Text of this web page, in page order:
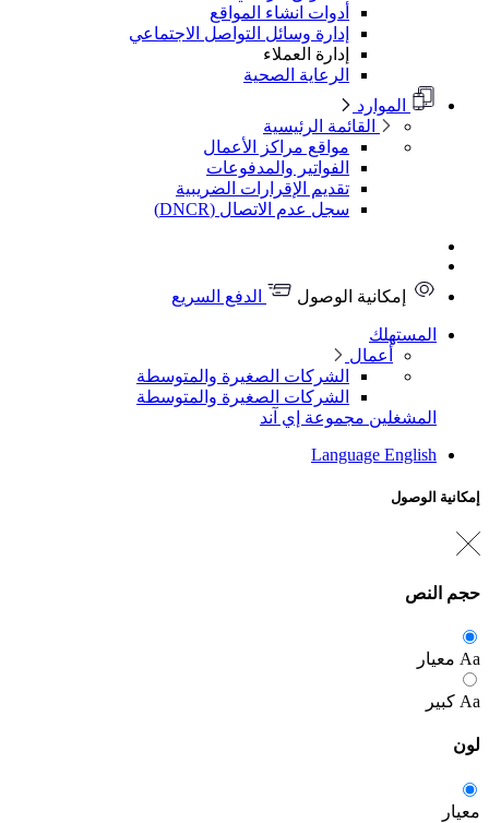
أدوات انشاء المواقع
إدارة وسائل التواصل الاجتماعي
إدارة العملاء
الرعاية الصحية
الموارد
القائمة الرئيسية
مواقع مراكز الأعمال
الفواتير والمدفوعات
تقديم الإقرارات الضريبية
سجل عدم الاتصال (DNCR)
إمكانية الوصول الدفع السريع
المستهلك
أعمال
الشركات الصغيرة والمتوسطة
الشركات الصغيرة والمتوسطة
المشغلين مجموعة إي آند
Language English
إمكانية الوصول
حجم النص
Aa معيار
Aa كبير
لون
معيار